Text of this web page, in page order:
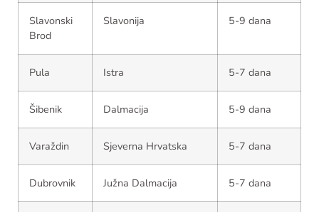
Slavonski
Brod
Slavonija 5-9 dana
Pula Istra 5-7 dana
Šibenik Dalmacija 5-9 dana
Varaždin Sjeverna Hrvatska 5-7 dana
Dubrovnik Južna Dalmacija 5-7 dana